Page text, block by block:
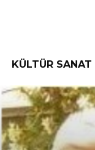
KÜLTÜR SANAT